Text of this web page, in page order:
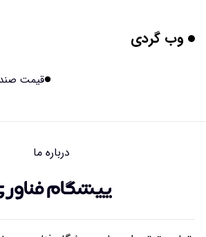
برنج فضایی چین به مرحله برداشت رسید
ایرانی‌ها چقدر از هوش مصنوعی استفاده
وب گردی
قیمت
درباره ما